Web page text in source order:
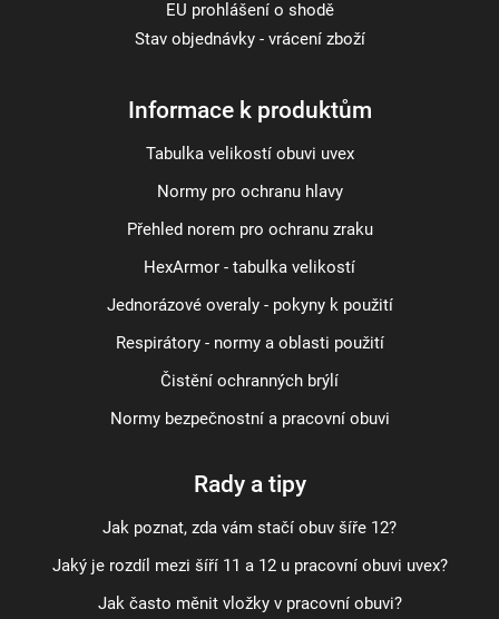
EU prohlášení o shodě
Stav objednávky - vrácení zboží
Informace k produktům
Tabulka velikostí obuvi uvex
Normy pro ochranu hlavy
Přehled norem pro ochranu zraku
HexArmor - tabulka velikostí
Jednorázové overaly - pokyny k použití
Respirátory - normy a oblasti použití
Čistění ochranných brýlí
Normy bezpečnostní a pracovní obuvi
Rady a tipy
Jak poznat, zda vám stačí obuv šíře 12?
Jaký je rozdíl mezi šíří 11 a 12 u pracovní obuvi uvex?
Jak často měnit vložky v pracovní obuvi?